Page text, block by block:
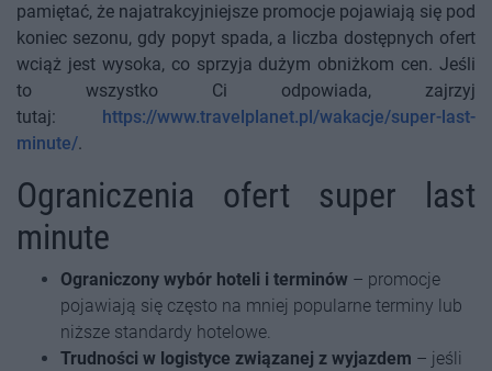
pamiętać, że najatrakcyjniejsze promocje pojawiają się pod
koniec sezonu, gdy popyt spada, a liczba dostępnych ofert
wciąż jest wysoka, co sprzyja dużym obniżkom cen. Jeśli
to wszystko Ci odpowiada, zajrzyj
tutaj:
https://www.travelplanet.pl/wakacje/super-last-
minute/.
Ograniczenia ofert super last
minute
Ograniczony wybór hoteli i terminów – promocje
pojawiają się często na mniej popularne terminy lub
niższe standardy hotelowe.
Trudności w logistyce związanej z wyjazdem – jeśli